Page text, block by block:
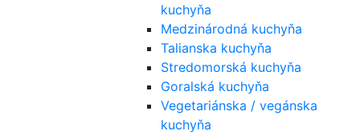
kuchyňa
Medzinárodná kuchyňa
Talianska kuchyňa
Stredomorská kuchyňa
Goralská kuchyňa
Vegetariánska / vegánska
kuchyňa